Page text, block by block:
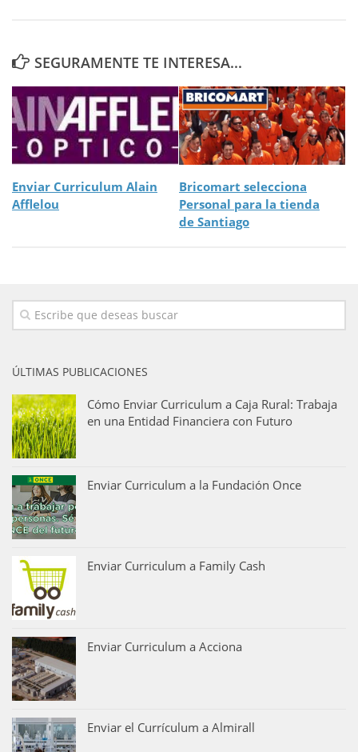
SEGURAMENTE TE INTERESA...
Enviar Curriculum Alain
Afflelou
Bricomart selecciona
Personal para la tienda
de Santiago
ÚLTIMAS PUBLICACIONES
Cómo Enviar Curriculum a Caja Rural: Trabaja
en una Entidad Financiera con Futuro
Enviar Curriculum a la Fundación Once
Enviar Curriculum a Family Cash
Enviar Curriculum a Acciona
Enviar el Currículum a Almirall